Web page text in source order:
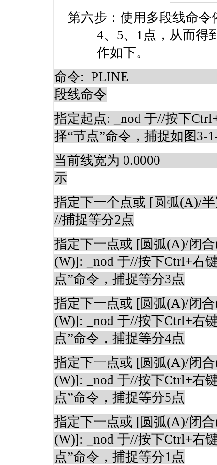
第六步：使用多段线命令
4、 5、 1点，从而得
作如下。
命令: PLINE
段线命令
指定起点: _nod 于//按下
择“节点”命令，捕捉如图3-
当前线宽为 0.0000
示
指定下一个点或 [圆弧(A)/
//捕捉等分2点
指定下一点或 [圆弧(A)/闭合
(W)]: _nod 于//按下Ctrl+右
点”命令，捕捉等分3点
指定下一点或 [圆弧(A)/闭合
(W)]: _nod 于//按下Ctrl+右
点”命令，捕捉等分4点
指定下一点或 [圆弧(A)/闭合
(W)]: _nod 于//按下Ctrl+右
点”命令，捕捉等分5点
指定下一点或 [圆弧(A)/闭合
(W)]: _nod 于//按下Ctrl+右
点”命令，捕捉等分1点